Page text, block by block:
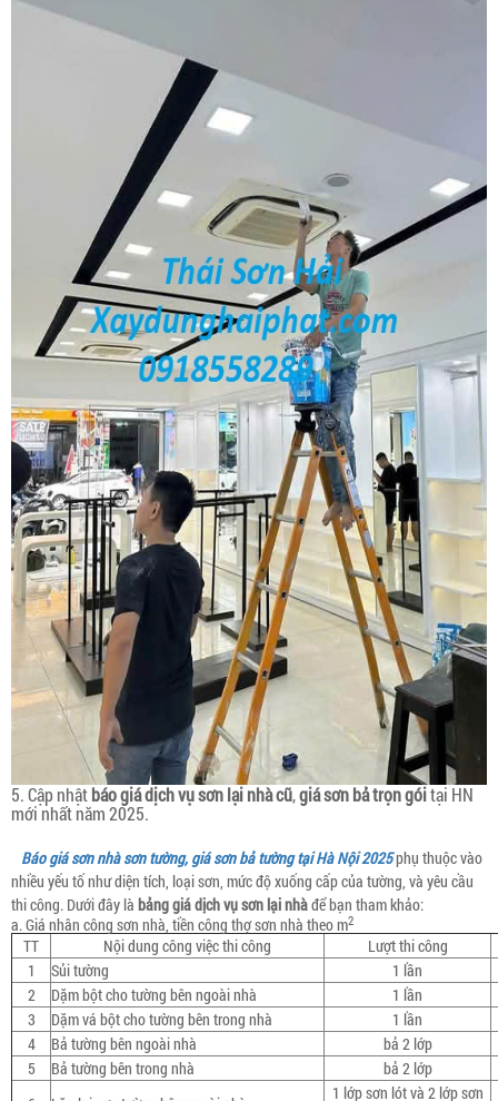
5. Cập nhậtbáo giá dịch vụ sơn lại nhà cũ,giá sơn bả trọn góitại HN
mới nhất năm 2025.
Báo giá sơn nhà sơn tường, giá sơn bả tường tại Hà Nội 2025phụ thuộc vào
nhiều yếu tố như diện tích, loại sơn, mức độ xuống cấp của tường, và yêu cầu
thi công. Dưới đây là bảng giá dịch vụ sơn lại nhàđể bạn tham khảo:
a. Giá nhân công sơn nhà, tiền công thợ sơn nhà theo m2
TT Nội dung công việc thi công
Lượt thi công
1
Sủi tường
1 lần
2
Dặm bột cho tường bên ngoài nhà
1 lần
3
Dặm vá bột cho tường bên trong nhà
1 lần
4
Bả tường bên ngoài nhà
bả 2 lớp
5
Bả tường bên trong nhà
bả 2 lớp
1 lớp sơn lót và 2 lớp sơn